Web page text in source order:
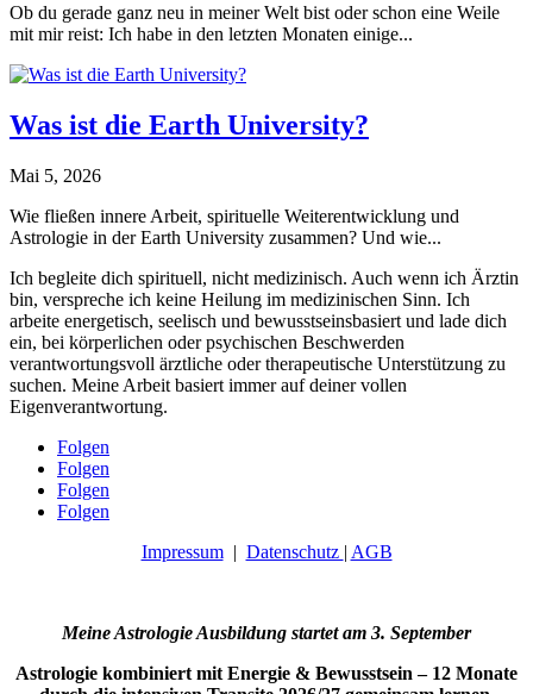
Ob du gerade ganz neu in meiner Welt bist oder schon eine Weile
mit mir reist: Ich habe in den letzten Monaten einige...
Was ist die Earth University?
Mai 5, 2026
Wie fließen innere Arbeit, spirituelle Weiterentwicklung und
Astrologie in der Earth University zusammen? Und wie...
Ich begleite dich spirituell, nicht medizinisch. Auch wenn ich Ärztin
bin, verspreche ich keine Heilung im medizinischen Sinn. Ich
arbeite energetisch, seelisch und bewusstseinsbasiert und lade dich
ein, bei körperlichen oder psychischen Beschwerden
verantwortungsvoll ärztliche oder therapeutische Unterstützung zu
suchen. Meine Arbeit basiert immer auf deiner vollen
Eigenverantwortung.
Folgen
Folgen
Folgen
Folgen
Impressum| Datenschutz | AGB
Meine Astrologie Ausbildung startet am 3. September
Astrologie kombiniert mit Energie & Bewusstsein – 12 Monate